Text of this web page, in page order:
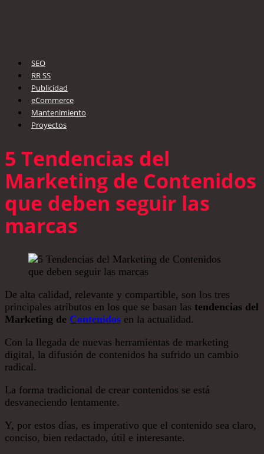
SEO
RR SS
Publicidad
eCommerce
Mantenimiento
Proyectos
5 Tendencias del
Marketing de Contenidos
que deben seguir las
marcas
De alta calidad, relevante y compartible, son los tres
principales atributos en los que se basan las tendencias del
Marketing de Contenidos en la actualidad.
Con la llegada de nuevas herramientas de marketing
digital, la difusión de contenidos ha sufrido un cambio
radical.
La forma tradicional de crear contenidos se está
desvaneciendo lentamente.
Y, por estos días, es imperativo que el contenido sea claro,
conciso, bien redactado, útil e interesante.